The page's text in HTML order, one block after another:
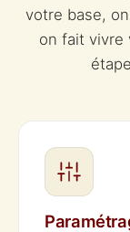
votre base,
on fait vivre